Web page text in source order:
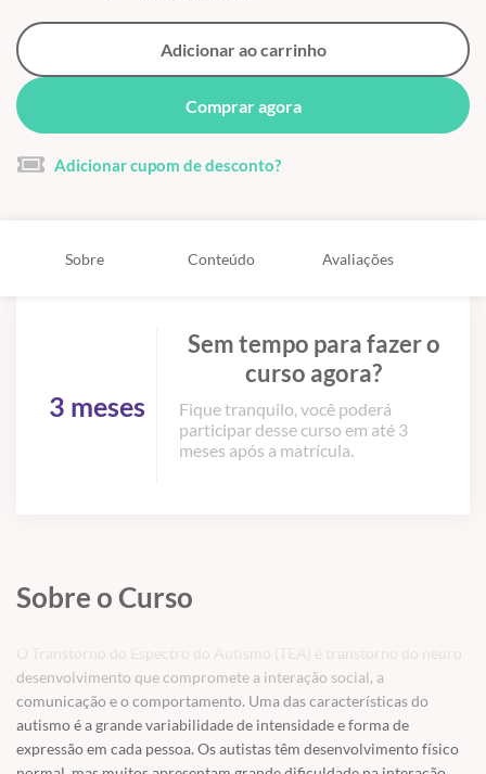
Adicionar ao carrinho
Comprar agora
Adicionar cupom de desconto?
Sobre Conteúdo Avaliações
3 meses
Sem tempo para fazer o
curso agora?
Fique tranquilo, você poderá
participar desse curso em até 3
meses após a matrícula.
Sobre o Curso
O Transtorno do Espectro do Autismo (TEA) é transtorno do neuro
desenvolvimento que compromete a interação social, a
comunicação e o comportamento. Uma das características do
autismo é a grande variabilidade de intensidade e forma de
expressão em cada pessoa. Os autistas têm desenvolvimento físico